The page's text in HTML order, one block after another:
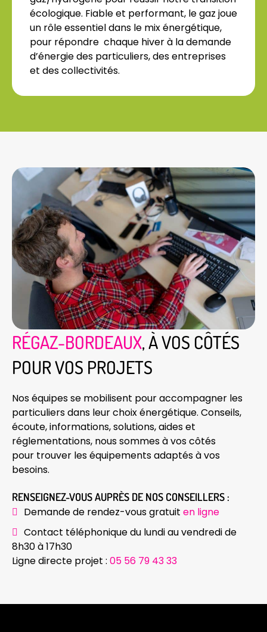
écologique. Fiable et performant, le gaz joue
un rôle essentiel dans le mix énergétique,
pour répondre chaque hiver à la demande
d’énergie des particuliers, des entreprises
et des collectivités.
RÉGAZ-BORDEAUX, À VOS CÔTÉS
POUR VOS PROJETS
Nos équipes se mobilisent pour accompagner les
particuliers dans leur choix énergétique. Conseils,
écoute, informations, solutions, aides et
réglementations, nous sommes à vos côtés
pour trouver les équipements adaptés à vos
besoins.
RENSEIGNEZ-VOUS AUPRÈS DE NOS CONSEILLERS :
Demande de rendez-vous gratuit en ligne
Contact téléphonique du lundi au vendredi de
8h30 à 17h30
Ligne directe projet : 05 56 79 43 33